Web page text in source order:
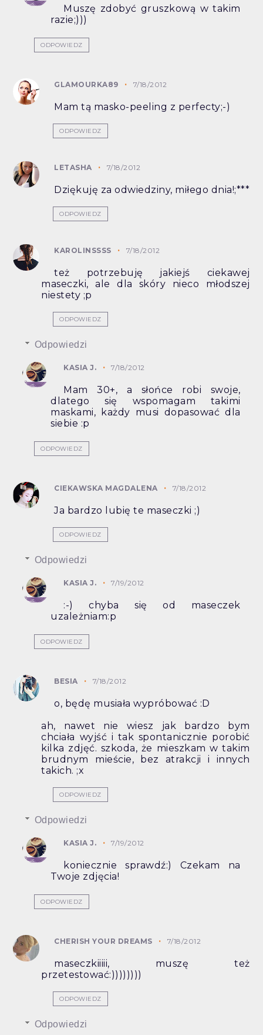
Muszę zdobyć gruszkową w takim
razie;)))
ODPOWIEDZ
GLAMOURKA89 7/18/2012
Mam tą masko-peeling z perfecty;-)
ODPOWIEDZ
LETASHA 7/18/2012
Dziękuję za odwiedziny, miłego dnia!;***
ODPOWIEDZ
KAROLINSSSS 7/18/2012
też potrzebuję jakiejś ciekawej
maseczki, ale dla skóry nieco młodszej
niestety ;p
ODPOWIEDZ
Odpowiedzi
KASIA J. 7/18/2012
Mam 30+, a słońce robi swoje,
dlatego się wspomagam takimi
maskami, każdy musi dopasować dla
siebie :p
ODPOWIEDZ
CIEKAWSKA MAGDALENA 7/18/2012
Ja bardzo lubię te maseczki ;)
ODPOWIEDZ
Odpowiedzi
KASIA J. 7/19/2012
:-) chyba się od maseczek
uzależniam:p
ODPOWIEDZ
BESIA 7/18/2012
o, będę musiała wypróbować :D
ah, nawet nie wiesz jak bardzo bym
chciała wyjść i tak spontanicznie porobić
kilka zdjęć. szkoda, że mieszkam w takim
brudnym mieście, bez atrakcji i innych
takich. ;x
ODPOWIEDZ
Odpowiedzi
KASIA J. 7/19/2012
koniecznie sprawdź:) Czekam na
Twoje zdjęcia!
ODPOWIEDZ
CHERISH YOUR DREAMS 7/18/2012
maseczkiiiii, muszę też
przetestować:))))))))
ODPOWIEDZ
Odpowiedzi